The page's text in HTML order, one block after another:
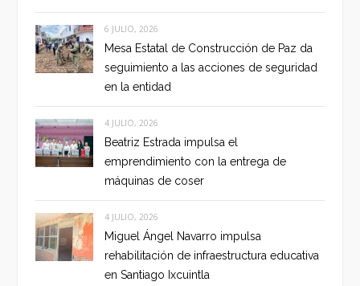
6 JULIO, 2026
Mesa Estatal de Construcción de Paz da
seguimiento a las acciones de seguridad
en la entidad
4 JULIO, 2026
Beatriz Estrada impulsa el
emprendimiento con la entrega de
máquinas de coser
4 JULIO, 2026
Miguel Ángel Navarro impulsa
rehabilitación de infraestructura educativa
en Santiago Ixcuintla